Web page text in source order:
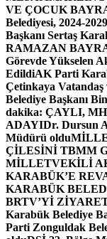
VE ÇOCUK
Belediyesi, 2024-
Başkanı Sertaş
RAMAZAN
Görevde Yükselen
EdildiAK Parti
Çetinkaya
Belediye Başkanı
dakika: ÇAYLI,
ADAYIDr. Dursun
Müdürü oldu
ÇİLESİNİ TBMM
MİLLETVEKİLİ
KARABÜK’E
KARABÜK
BRTV’Yİ
Karabük Belediye
Parti Zonguldak